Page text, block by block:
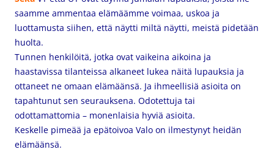
saamme ammentaa elämäämme voimaa, uskoa ja
luottamusta siihen, että näytti miltä näytti, meistä pidetään
huolta.
Tunnen henkilöitä, jotka ovat vaikeina aikoina ja
haastavissa tilanteissa alkaneet lukea näitä lupauksia ja
ottaneet ne omaan elämäänsä. Ja ihmeellisiä asioita on
tapahtunut sen seurauksena. Odotettuja tai
odottamattomia – monenlaisia hyviä asioita.
Keskelle pimeää ja epätoivoa Valo on ilmestynyt heidän
elämäänsä.